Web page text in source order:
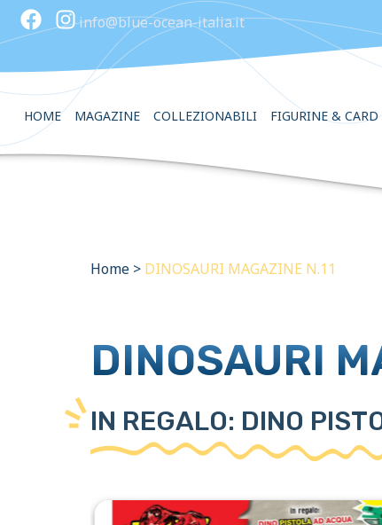
info@blue-ocean-italia.it
HOME MAGAZINE COLLEZIONABILI FIGURINE & CARD
Home > DINOSAURI MAGAZINE N.11
DINOSAURI
IN REGALO: DINO